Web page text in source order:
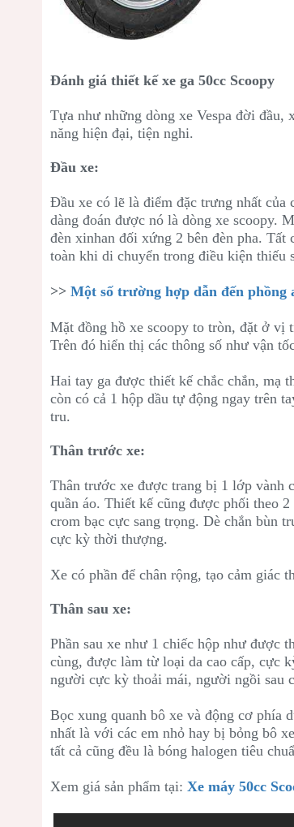
Đánh giá thiết kế xe ga 50cc Scoopy
Tựa như những dòng xe Vespa đời
năng hiện đại, tiện nghi.
Đầu xe:
Đầu xe có lẽ là điểm đặc trưng nhất
dàng đoán được nó là dòng xe scoopy.
đèn xinhan đối xứng 2 bên đèn pha. Tất
toàn khi di chuyển trong điều kiện thiếu
>> Một số trường hợp dẫn đến phồng
Mặt đồng hồ xe scoopy to tròn, đặt ở vị
Trên đó hiển thị các thông số như vận
Hai tay ga được thiết kế chắc chắn, mạ
còn có cả 1 hộp dầu tự động ngay trên
tru.
Thân trước xe:
Thân trước xe được trang bị 1 lớp vành
quần áo. Thiết kế cũng được phối theo
crom bạc cực sang trọng. Dè chắn bùn
cực kỳ thời thượng.
Xe có phần để chân rộng, tạo cảm giác
Thân sau xe:
Phần sau xe như 1 chiếc hộp như được
cùng, được làm từ loại da cao cấp, cực
người cực kỳ thoải mái, người ngồi sau
Bọc xung quanh bô xe và động cơ phía
nhất là với các em nhỏ hay bị bỏng bô
tất cả cũng đều là bóng halogen tiêu
Xem giá sản phẩm tại: Xe máy 50cc